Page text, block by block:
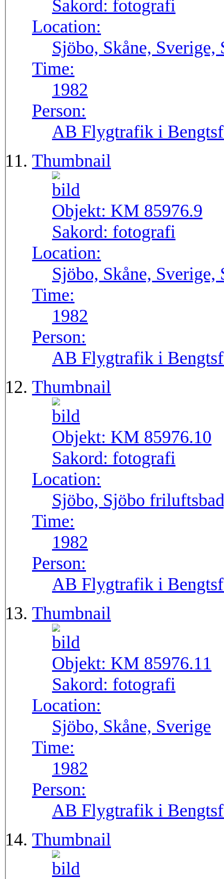
Sakord: fotografi
Location:
Sjöbo, Skåne, Sverige,
Time:
1982
Person:
AB Flygtrafik i
Thumbnail
Objekt: KM 85976.9
Sakord: fotografi
Location:
Sjöbo, Skåne, Sverige,
Time:
1982
Person:
AB Flygtrafik i
Thumbnail
Objekt: KM 85976.10
Sakord: fotografi
Location:
Sjöbo, Sjöbo
Time:
1982
Person:
AB Flygtrafik i
Thumbnail
Objekt: KM 85976.11
Sakord: fotografi
Location:
Sjöbo, Skåne, Sverige
Time:
1982
Person:
AB Flygtrafik i
Thumbnail